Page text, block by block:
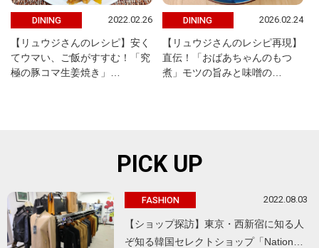
DINING 2022.02.26
【リュウジさんのレシピ】安く
てウマい、ご飯がすすむ！「究
極の豚コマ生姜焼き」…
DINING 2026.02.24
【リュウジさんのレシピ再現】
直伝！「おばあちゃんのもつ
煮」モツの旨みと味噌の…
PICK UP
FASHION 2022.08.03
【ショップ探訪】東京・西新宿に知る人
ぞ知る韓国セレクトショップ「Nation…